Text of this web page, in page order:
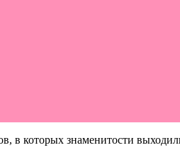
в которых знаменитости